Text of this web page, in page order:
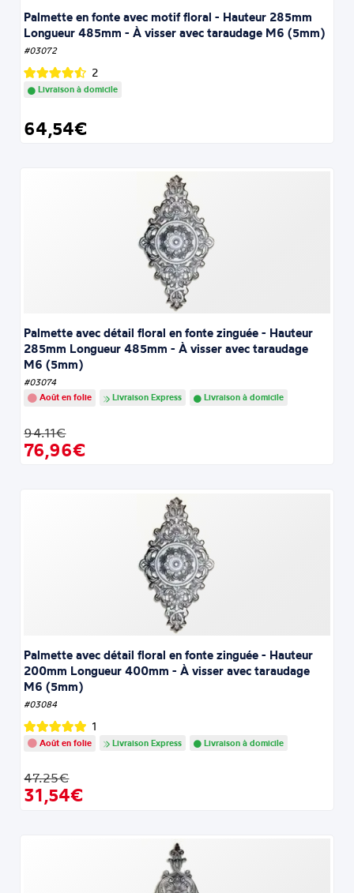
Palmette en fonte avec motif floral - Hauteur 285mm
Longueur 485mm - À visser avec taraudage M6 (5mm)
#03072
2
Livraison à domicile
64,54€
Palmette avec détail floral en fonte zinguée - Hauteur
285mm Longueur 485mm - À visser avec taraudage
M6 (5mm)
#03074
Août en folie
Livraison Express Livraison à domicile
94.11€
76,96€
Palmette avec détail floral en fonte zinguée - Hauteur
200mm Longueur 400mm - À visser avec taraudage
M6 (5mm)
#03084
1
Août en folie Livraison Express Livraison à domicile
47.25€
31,54€